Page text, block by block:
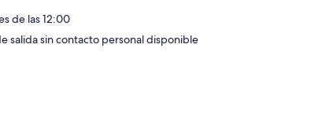
de las 12:00
salida sin contacto personal disponible